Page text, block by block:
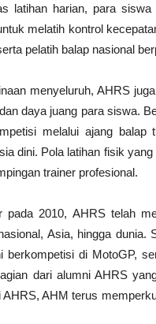
latihan harian, para
melatih kontrol
pelatih balap nasional
menyeluruh, AHRS
daya juang para siswa.
melalui ajang balap
dini. Pola latihan fisik
trainer profesional.
pada 2010, AHRS telah
Asia, hingga
berkompetisi di MotoGP,
dari alumni AHRS
AHRS, AHM terus